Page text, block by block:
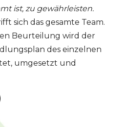
ist, zu gewährleisten.
sich das gesamte Team.
Beurteilung wird der
des einzelnen
umgesetzt und